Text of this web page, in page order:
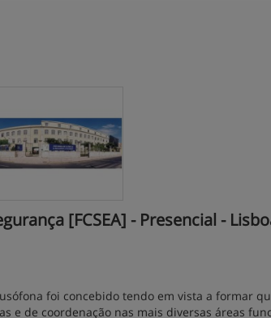
[FCSEA] - Presencial -
foi concebido tendo em vista a formar
e de coordenação nas mais diversas áreas